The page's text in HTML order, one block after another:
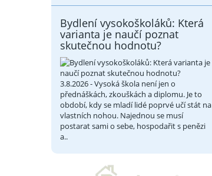
Bydlení vysokoškoláků: Která
varianta je naučí poznat
skutečnou hodnotu?
3.8.2026 - Vysoká škola není jen o
přednáškách, zkouškách a diplomu. Je to
období, kdy se mladí lidé poprvé učí stát na
vlastních nohou. Najednou se musí
postarat sami o sebe, hospodařit s penězi
a..